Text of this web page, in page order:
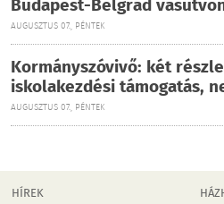
Budapest-Belgrád
AUGUSZTUS 07., PÉNTEK
Kormányszóvivő: két
iskolakezdési támogatás,
AUGUSZTUS 07., PÉNTEK
HÍREK